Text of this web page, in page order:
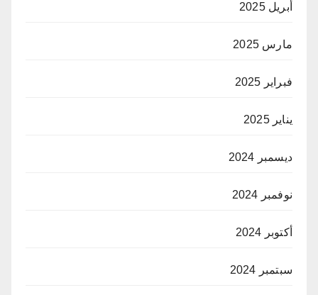
أبريل 2025
مارس 2025
فبراير 2025
يناير 2025
ديسمبر 2024
نوفمبر 2024
أكتوبر 2024
سبتمبر 2024